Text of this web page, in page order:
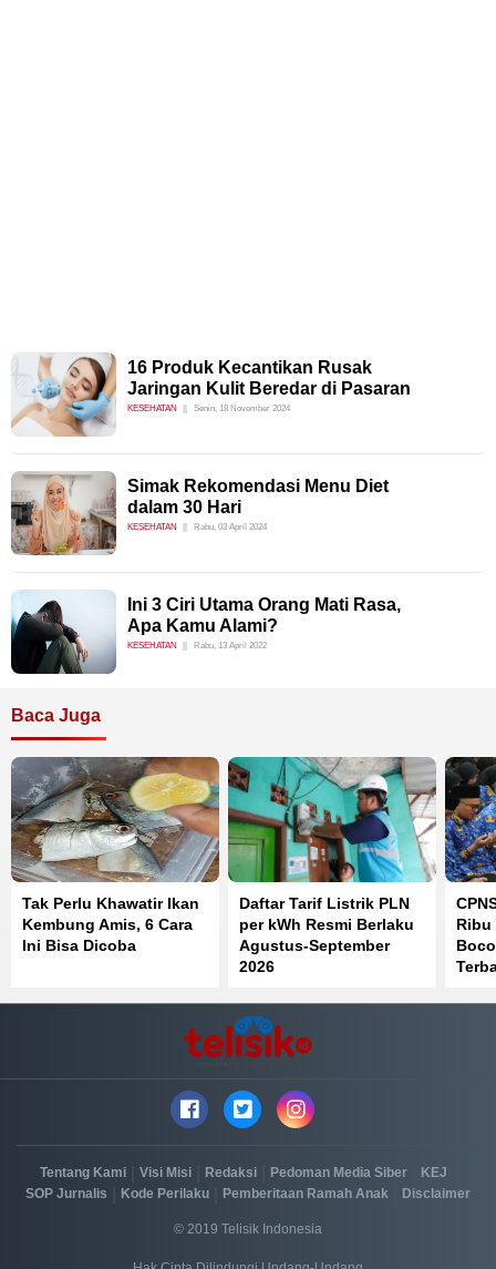
16 Produk Kecantikan Rusak
Jaringan Kulit Beredar di Pasaran
KESEHATAN Senin, 18 November 2024
Simak Rekomendasi Menu Diet
dalam 30 Hari
KESEHATAN Rabu, 03 April 2024
Ini 3 Ciri Utama Orang Mati Rasa,
Apa Kamu Alami?
KESEHATAN Rabu, 13 April 2022
Baca Juga
Tak Perlu Khawatir Ikan
Kembung Amis, 6 Cara
Ini Bisa Dicoba
Daftar Tarif Listrik PLN
per kWh Resmi Berlaku
Agustus-September
2026
Ribu
Tentang Kami Visi Misi Redaksi Pedoman Media Siber KEJ
SOP Jurnalis Kode Perilaku Pemberitaan Ramah Anak Disclaimer
© 2019 Telisik Indonesia